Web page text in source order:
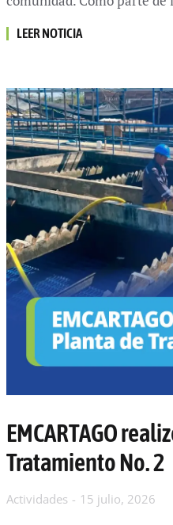
LEER NOTICIA
EMCARTAGO
Tratamiento No. 2
Actividades 15 julio, 2026